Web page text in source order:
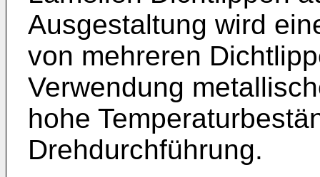
Ausgestaltung wird
von mehreren
Verwendung
hohe
Drehdurchführung.